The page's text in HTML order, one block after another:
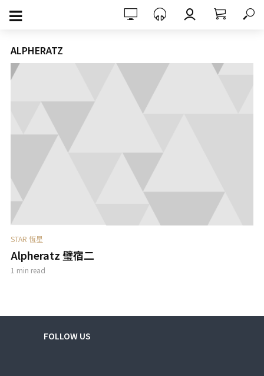
ALPHERATZ
STAR 恆星
Alpheratz 璧宿二
1 min read
FOLLOW US